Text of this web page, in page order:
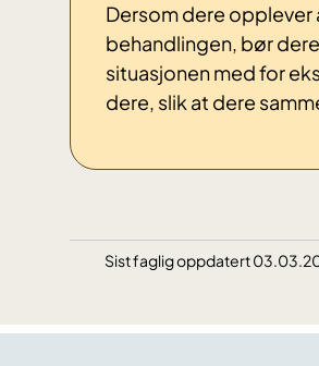
Dersom dere
behandlingen, bør
situasjonen med for
dere, slik at dere
Sist faglig oppdatert